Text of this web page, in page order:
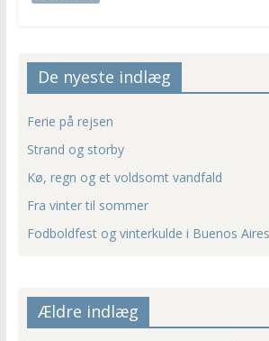
De nyeste indlæg
Ferie på rejsen
Strand og storby
Kø, regn og et voldsomt vandfald
Fra vinter til sommer
Fodboldfest og vinterkulde i Buenos Aires
Ældre indlæg